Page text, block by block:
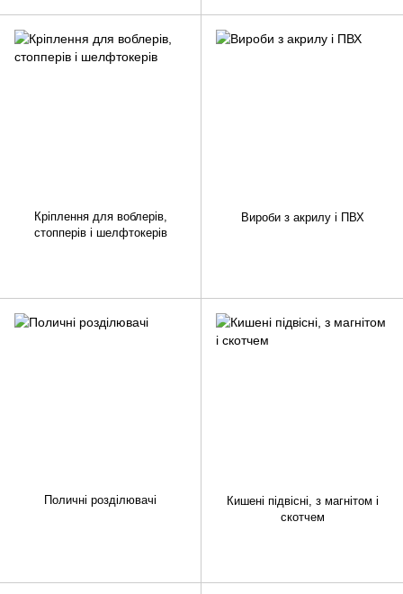
Кріплення для воблерів,
стопперів і шелфтокерів
Вироби з акрилу і ПВХ
Поличні розділювачі
Кишені підвісні, з магнітом і
скотчем